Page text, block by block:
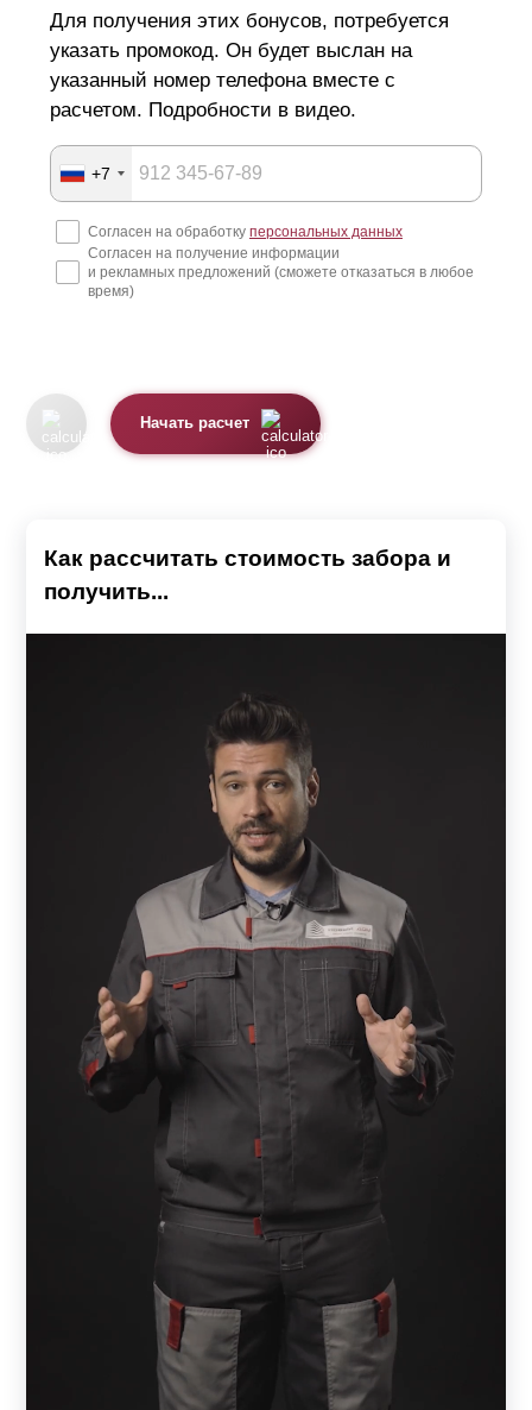
Для получения этих бонусов, потребуется
указать промокод. Он будет выслан на
указанный номер телефона вместе с
расчетом. Подробности в видео.
+7
Согласен на обработку персональных данных
Согласен на получение информации
и рекламных предложений (сможете отказаться в любое
время)
Начать расчет
Как рассчитать стоимость забора и
получить...